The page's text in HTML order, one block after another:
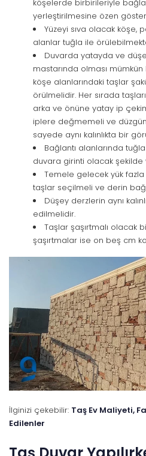
köşelerde birbirileriyle
yerleştirilmesine özen
Yüzeyi sıva olacak köşe,
alanlar tuğla ile
Duvarda yatayda ve
mastarında olması
köşe alanlarındaki taşlar
örülmelidir. Her sırada
arka ve önüne yatay ip
iplere değmemeli ve düzgün
sayede aynı kalınlıkta bir
Bağlantı alanlarında
duvara girinti olacak şekilde
Temele gelecek yük fazla
taşlar seçilmeli ve derin
Düşey derzlerin aynı
edilmelidir.
Taşlar şaşırtmalı olacak
şaşırtmalar ise on beş cm
İlginizi çekebilir: Taş Ev Maliyeti,
Edilenler